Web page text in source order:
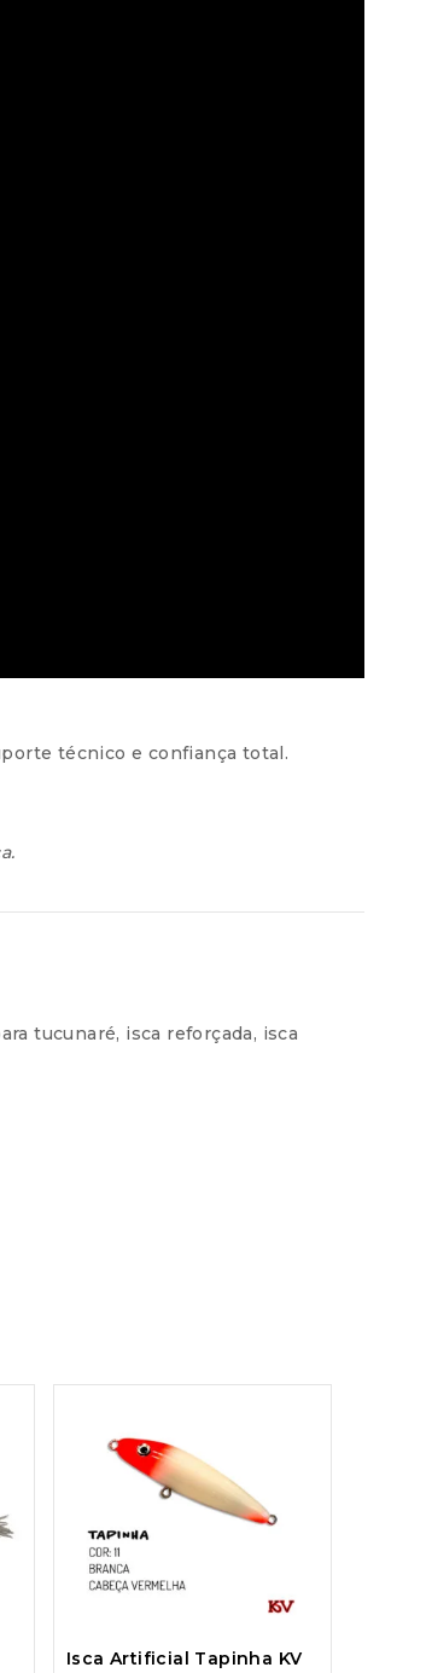
técnico e confiança total.
tucunaré, isca reforçada, isca
Isca Artificial Tapinha KV